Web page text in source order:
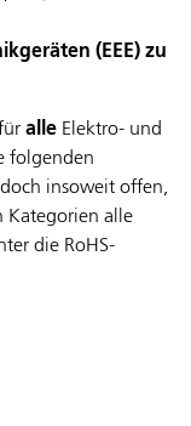
(EEE) zu
alle Elektro- und
folgenden
insoweit offen,
Kategorien alle
die RoHS-